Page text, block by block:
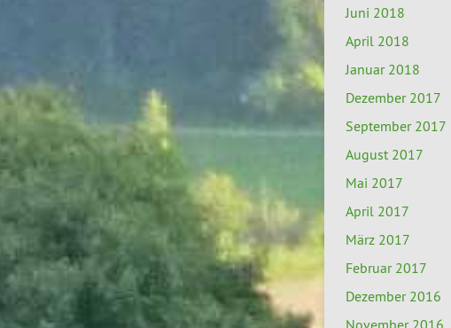
Juni 2018
April 2018
Januar 2018
Dezember 2017
September 2017
August 2017
Mai 2017
April 2017
März 2017
Februar 2017
Dezember 2016
November 2016